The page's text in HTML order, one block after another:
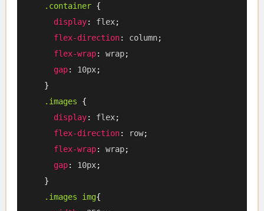
.container {
display: flex;
flex-direction: column;
flex-wrap: wrap;
gap: 10px;
}
.images
{
display: flex;
flex-direction: row;
flex-wrap: wrap;
gap: 10px;
}
.images img{